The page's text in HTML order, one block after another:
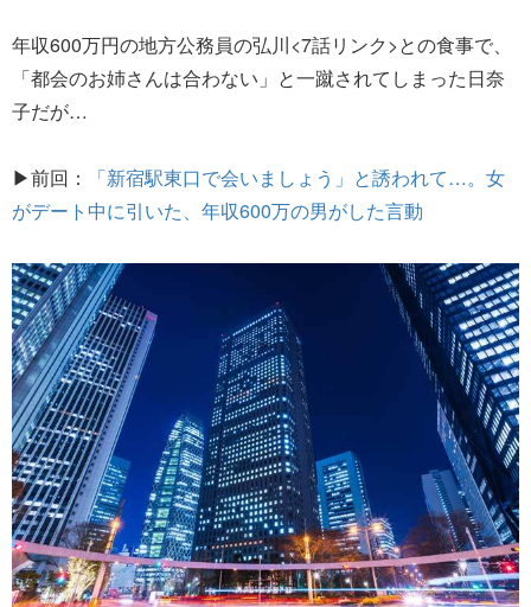
年収600万円の地方公務員の弘川<7話リンク>との食事で、
「都会のお姉さんは合わない」と一蹴されてしまった日奈
子だが…
▶前回：
「新宿駅東口で会いましょう」と誘われて…。女
がデート中に引いた、年収600万の男がした言動